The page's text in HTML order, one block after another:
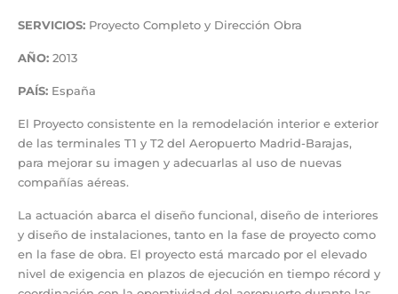
SERVICIOS: Proyecto Completo y Dirección Obra
AÑO: 2013
PAÍS: España
El Proyecto consistente en la remodelación interior e exterior
de las terminales T1 y T2 del Aeropuerto Madrid-Barajas,
para mejorar su imagen y adecuarlas al uso de nuevas
compañías aéreas.
La actuación abarca el diseño funcional, diseño de interiores
y diseño de instalaciones, tanto en la fase de proyecto como
en la fase de obra. El proyecto está marcado por el elevado
nivel de exigencia en plazos de ejecución en tiempo récord y